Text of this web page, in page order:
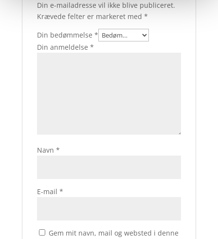
Din e-mailadresse vil ikke blive publiceret.
Krævede felter er markeret med *
Din bedømmelse *
Din anmeldelse *
Navn *
E-mail *
Gem mit navn, mail og websted i denne